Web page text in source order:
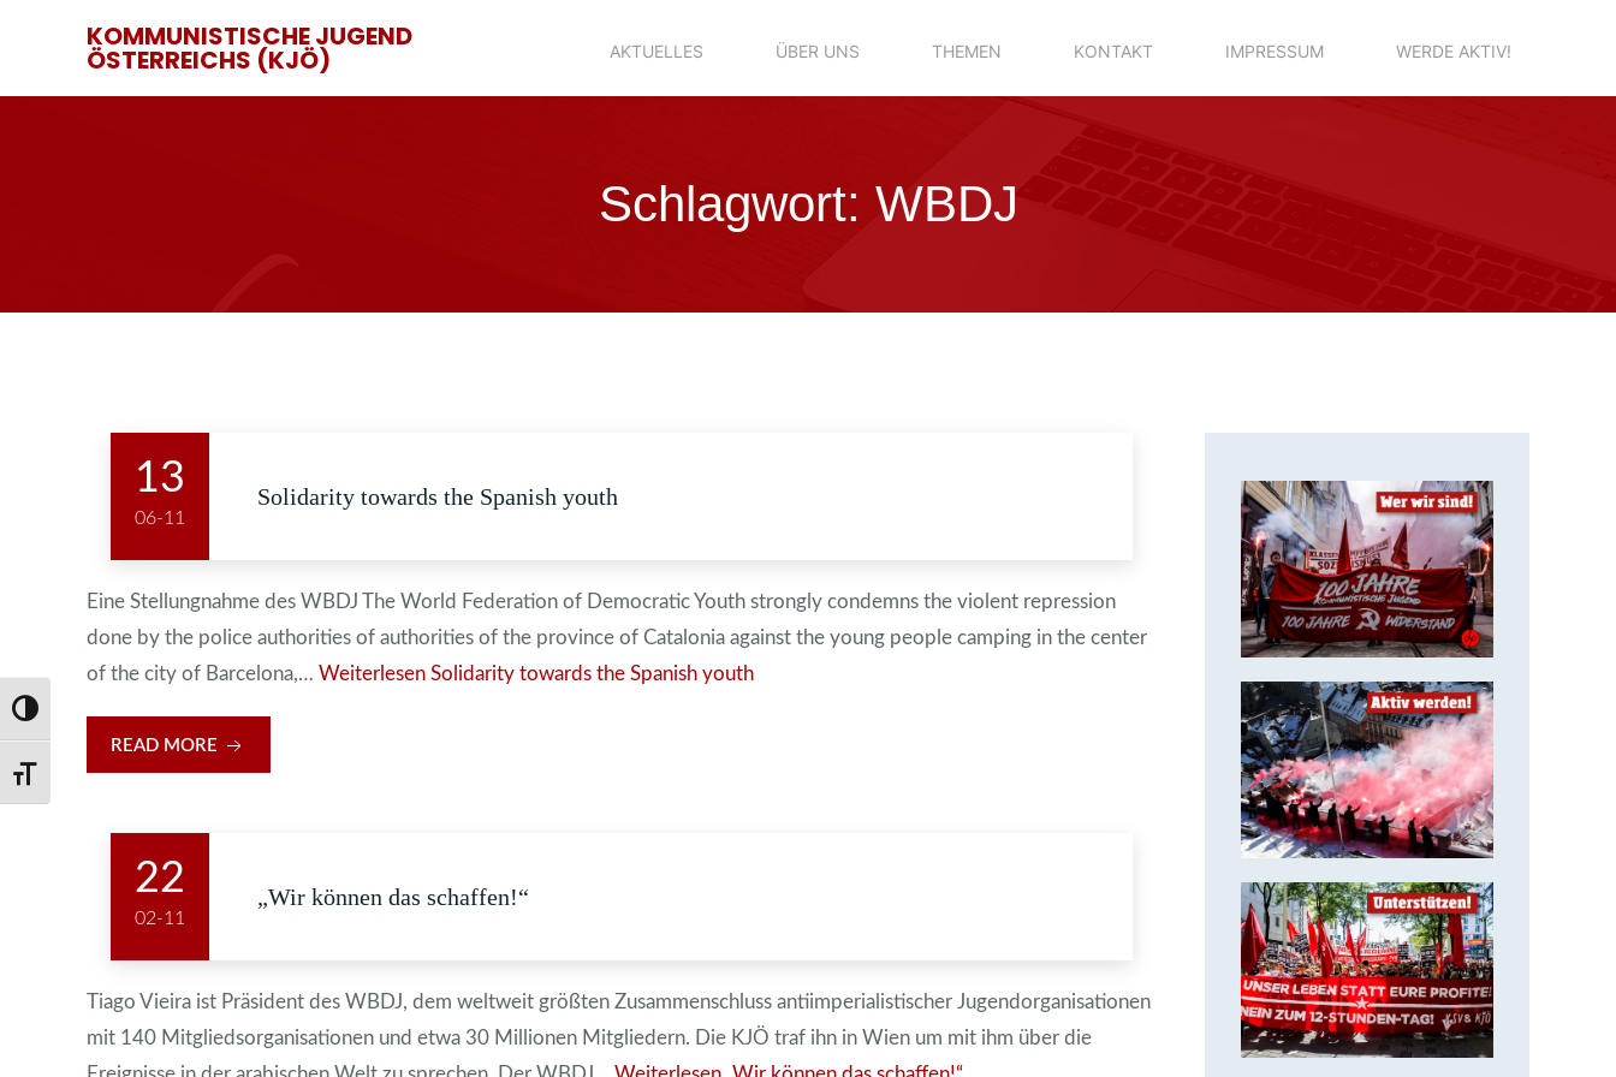
Umschalten auf hohe Kontraste
Schrift vergrößern
KOMMUNISTISCHE JUGEND
ÖSTERREICHS (KJÖ) AKTUELLES ÜBER UNS THEMEN KONTAKT IMPRESSUM WERDE AKTIV!
Schlagwort: WBDJ
13
06-11
Solidarity towards the Spanish youth
Eine Stellungnahme des WBDJ The World Federation of Democratic Youth strongly condemns the violent repression
done by the police authorities of authorities of the province of Catalonia against the young people camping in the center
of the city of Barcelona,… Weiterlesen Solidarity towards the Spanish youth
READ MORE
22
02-11
„Wir können das schaffen!“
Tiago Vieira ist Präsident des WBDJ, dem weltweit größten Zusammenschluss antiimperialistischer Jugendorganisationen
mit 140 Mitgliedsorganisationen und etwa 30 Millionen Mitgliedern. Die KJÖ traf ihn in Wien um mit ihm über die
14. Juli 2018
Über uns
14. Juli 2018
Aktiv werden &
gemeinsam
kämpfen!
14. Juli 2018
Solidarität ist
unsere stärkste
Waffe!